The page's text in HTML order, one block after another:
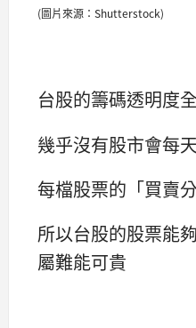
(圖片來源：Shutterstock)
台股的籌碼透明度
幾乎沒有股市會每
每檔股票的「買賣
所以台股的股票能
屬難能可貴